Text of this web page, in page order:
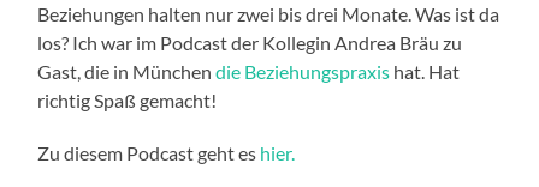
Beziehungen halten nur zwei bis drei Monate. Was ist da
los? Ich war im Podcast der Kollegin Andrea Bräu zu
Gast, die in Münchendie Beziehungspraxis hat. Hat
richtig Spaß gemacht!
Zu diesem Podcast geht es hier.